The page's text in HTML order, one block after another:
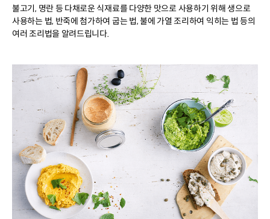
불고기, 명란 등 다채로운 식재료를 다양한 맛으로 사용하기 위해 생으로
사용하는 법, 반죽에 첨가하여 굽는 법, 불에 가열 조리하여 익히는 법 등의
여러 조리법을 알려드립니다.